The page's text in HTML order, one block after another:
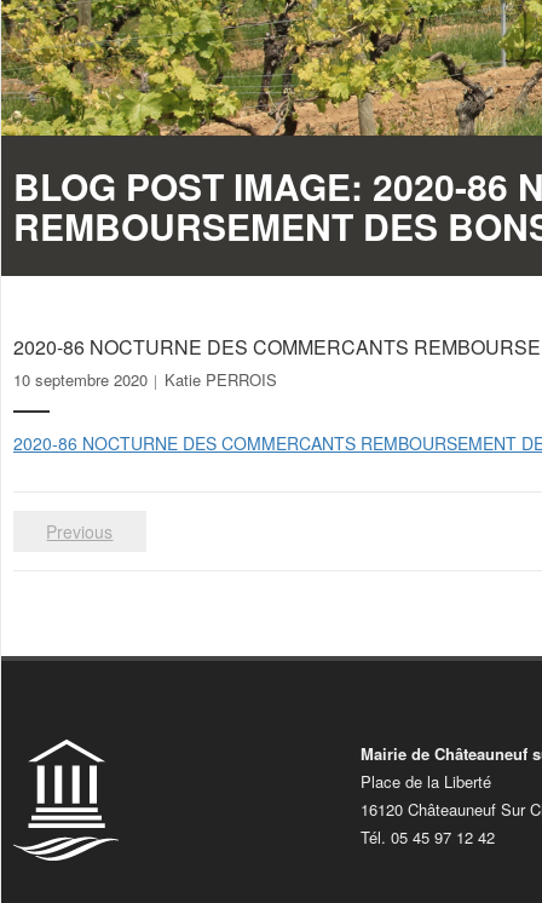
BLOG POST IMAGE: 2020-86
REMBOURSEMENT DES
2020-86 NOCTURNE DES COMMERCANTS
10 septembre 2020 Katie PERROIS
2020-86 NOCTURNE DES COMMERCANTS REMBOURSEMENT
Previous
Mairie de Châteauneuf
Place de la Liberté
16120 Châteauneuf Sur
Tél. 05 45 97 12 42